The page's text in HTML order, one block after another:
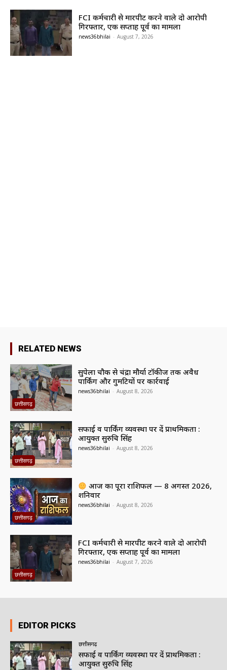
FCI कर्मचारी से मारपीट करने वाले दो आरोपी
गिरफ्तार, एक सप्ताह पूर्व का मामला
news36bhilai - August 7, 2026
RELATED NEWS
छत्तीसगढ़
सुपेला चौक से चंद्रा मौर्या टॉकीज तक अवैध
पार्किंग और गुमटियों पर कार्रवाई
news36bhilai - August 8, 2026
छत्तीसगढ़
सफाई व पार्किंग व्यवस्था पर दें प्राथमिकता :
आयुक्त सुरुचि सिंह
news36bhilai - August 8, 2026
छत्तीसगढ़
आज का पूरा राशिफल — 8 अगस्त 2026,
शनिवार
news36bhilai - August 8, 2026
छत्तीसगढ़
FCI कर्मचारी से मारपीट करने वाले दो आरोपी
गिरफ्तार, एक सप्ताह पूर्व का मामला
news36bhilai - August 7, 2026
EDITOR PICKS
छत्तीसगढ़
सफाई व पार्किंग व्यवस्था पर दें प्राथमिकता :
आयुक्त सुरुचि सिंह